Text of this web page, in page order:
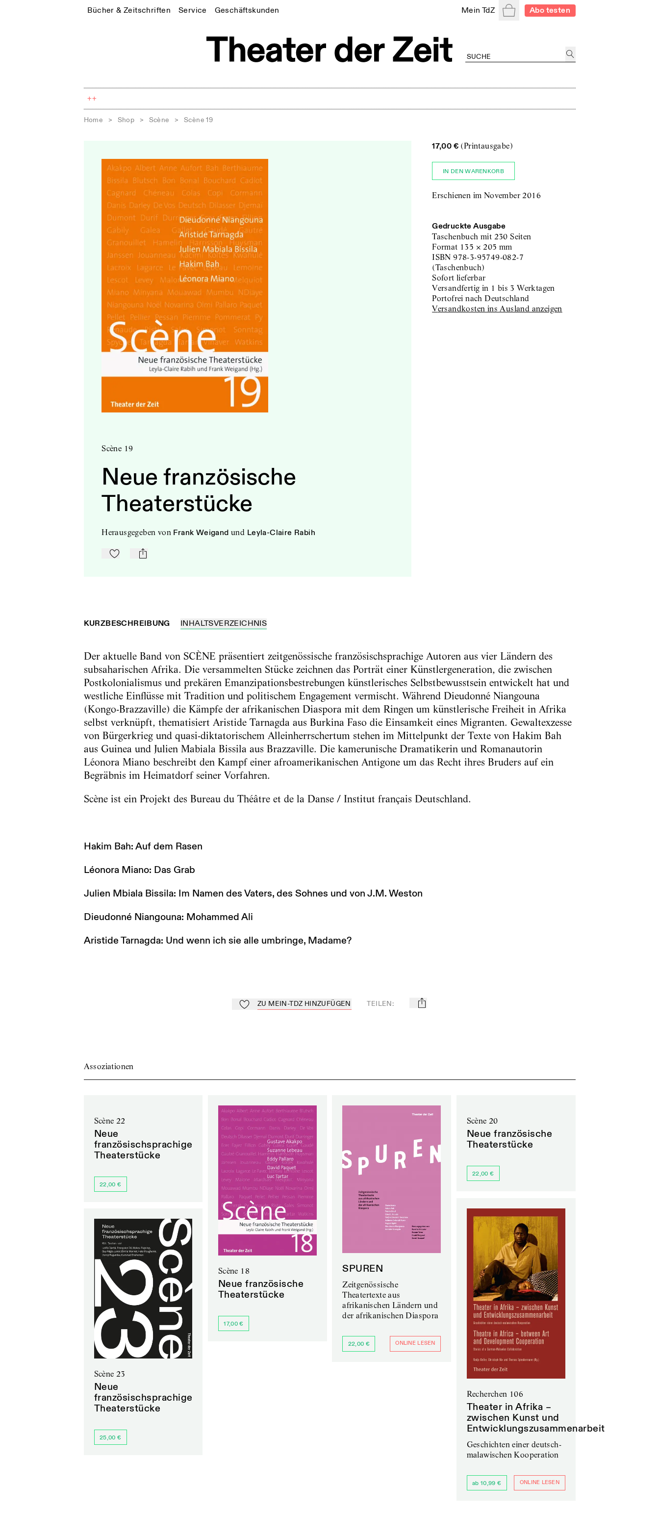
Bücher & Zeitschriften Service Geschäftskunden Mein TdZ WarenkorbAbo testen
++
Home > Shop > Scène > Scène 19
Scène 19
Neue französische
Theaterstücke
herausgegeben von Frank Weigand und Leyla-Claire Rabih
Zu Mein-TdZ hinzufügen
mail
17,00 €(Printausgabe)
IN DEN WARENKORB
Erschienen im November 2016
Gedruckte Ausgabe
Taschenbuch mit 230 Seiten
Format 135 × 205 mm
ISBN 978-3-95749-082-7
(Taschenbuch)
sofort lieferbar
versandfertig in 1 bis 3 Werktagen
portofrei nach Deutschland
Versandkosten ins Ausland anzeigen
KURZBESCHREIBUNG INHALTSVERZEICHNIS
Der aktuelle Band von SCÈNE präsentiert zeitgenössische französischsprachige Autoren aus vier Ländern des
subsaharischen Afrika. Die versammelten Stücke zeichnen das Porträt einer Künstlergeneration, die zwischen
Postkolonialismus und prekären Emanzipationsbestrebungen künstlerisches Selbstbewusstsein entwickelt hat und
westliche Einflüsse mit Tradition und politischem Engagement vermischt. Während Dieudonné Niangouna
(Kongo-Brazzaville) die Kämpfe der afrikanischen Diaspora mit dem Ringen um künstlerische Freiheit in Afrika
selbst verknüpft, thematisiert Aristide Tarnagda aus Burkina Faso die Einsamkeit eines Migranten. Gewaltexzesse
von Bürgerkrieg und quasi-diktatorischem Alleinherrschertum stehen im Mittelpunkt der Texte von Hakim Bah
aus Guinea und Julien Mabiala Bissila aus Brazzaville. Die kamerunische Dramatikerin und Romanautorin
Léonora Miano beschreibt den Kampf einer afroamerikanischen Antigone um das Recht ihres Bruders auf ein
Begräbnis im Heimatdorf seiner Vorfahren.
Scène ist ein Projekt des Bureau du Théâtre et de la Danse / Institut français Deutschland.
Hakim Bah: Auf dem Rasen
Léonora Miano: Das Grab
Julien Mbiala Bissila: Im Namen des Vaters, des Sohnes und von J.M. Weston
Dieudonné Niangouna: Mohammed Ali
Aristide Tarnagda: Und wenn ich sie alle umbringe, Madame?
Zu Mein-TdZ hinzufügen
ZU MEIN-TDZ HINZUFÜGEN TEILEN: mail
Assoziationen
Scène 22
Neue
französischsprachige
Theaterstücke
22,00 €
Scène 18
Neue französische
Theaterstücke
17,00 €
SPUREN
Zeitgenössische
Theatertexte aus
afrikanischen Ländern und
der afrikanischen Diaspora
22,00 € ONLINE LESEN
Scène 20
Neue französische
Theaterstücke
22,00 €
Recherchen 106
Theater in Afrika –
zwischen Kunst und
Entwicklungszusammenarbeit
Geschichten einer deutsch-
malawischen Kooperation
ab 10,99 € ONLINE LESEN
Scène 23
Neue
französischsprachige
Theaterstücke
25,00 €